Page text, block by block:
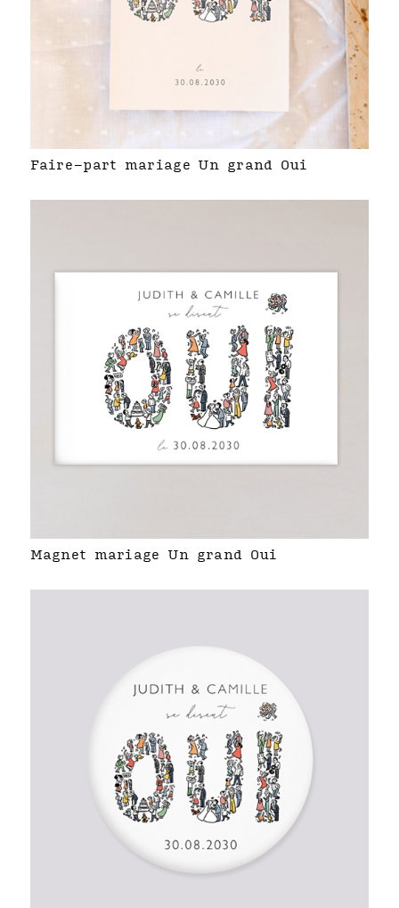
Faire-part mariage Un grand Oui
Magnet mariage Un grand Oui